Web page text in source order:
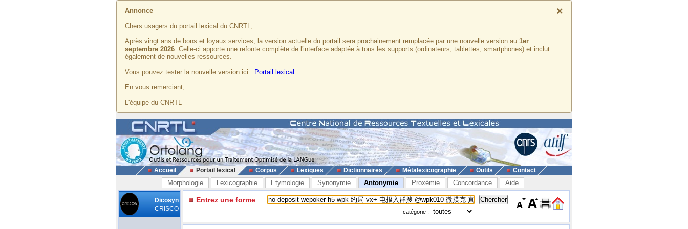
×
Annonce
Chers usagers du portail lexical du CNRTL,
Après vingt ans de bons et loyaux services, la version actuelle du portail sera prochainement remplacée par une nouvelle version au 1er
septembre 2026. Celle-ci apporte une refonte complète de l'interface adaptée à tous les supports (ordinateurs, tablettes, smartphones) et inclut
également de nouvelles ressources.
Vous pouvez tester la nouvelle version ici : Portail lexical
En vous remerciant,
L'équipe du CNRTL
Accueil Portail lexical Corpus Lexiques Dictionnaires Métalexicographie Outils Contact
Morphologie Lexicographie Etymologie Synonymie Antonymie Proxémie Concordance Aide
Dicosyn
CRISCO
Entrez une forme
catégorie :